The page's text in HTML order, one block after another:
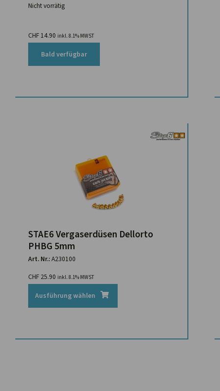
Nicht vorrätig
CHF 14.90 inkl. 8.1% MWST
Bald verfügbar
STAE6 Vergaserdüsen Dellorto
PHBG 5mm
Art. Nr.:A230100
CHF 25.90 inkl. 8.1% MWST
Ausführung wählen